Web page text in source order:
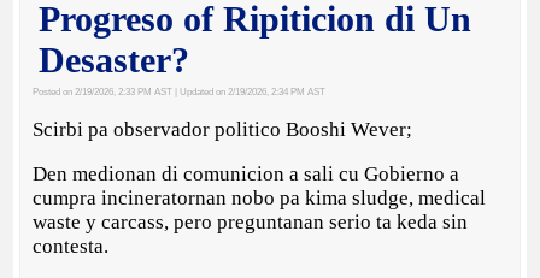
Progreso of Ripiticion di Un
Desaster?
Posted on 2/19/2026, 2:33 PM AST | Updated on 2/19/2026, 2:34 PM AST
Scirbi pa observador politico Booshi Wever;
Den medionan di comunicion a sali cu Gobierno a
cumpra incineratornan nobo pa kima sludge, medical
waste y carcass, pero preguntanan serio ta keda sin
contesta.